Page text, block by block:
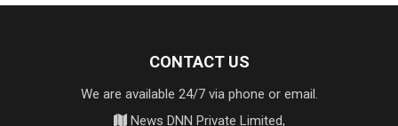
CONTACT US
We are available 24/7 via phone or email.
News DNN Private Limited,